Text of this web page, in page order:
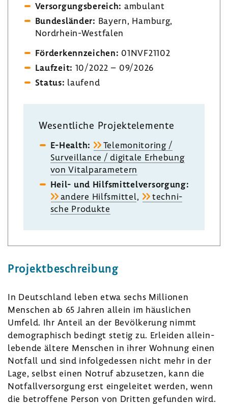
Versor­gungs­be­reich: ambu­lant
Bundes­länder: Bayern, Hamburg,
Nordrhein-​Westfalen
Förder­kenn­zei­chen: 01NVF21102
Lauf­zeit: 10/2022 – 09/2026
Status: laufend
Wesent­liche Projekt­ele­mente
E-​Health:
Tele­mo­ni­to­ring /
Surveil­lance / digi­tale Erhe­bung
von Vital­pa­ra­me­tern
Heil- und Hilfs­mit­tel­ver­sor­gung:
andere Hilfs­mittel,
tech­ni­
sche Produkte
Projekt­be­schrei­bung
In Deutsch­land leben etwa sechs Millionen
Menschen ab 65 Jahren allein im häus­li­chen
Umfeld. Ihr Anteil an der Bevöl­ke­rung nimmt
demo­gra­phisch bedingt stetig zu. Erleiden allein­
le­bende ältere Menschen in ihrer Wohnung einen
Notfall und sind infol­ge­dessen nicht mehr in der
Lage, selbst einen Notruf abzu­setzen, kann die
Notfall­ver­sor­gung erst einge­leitet werden, wenn
die betrof­fene Person von Dritten gefunden wird.